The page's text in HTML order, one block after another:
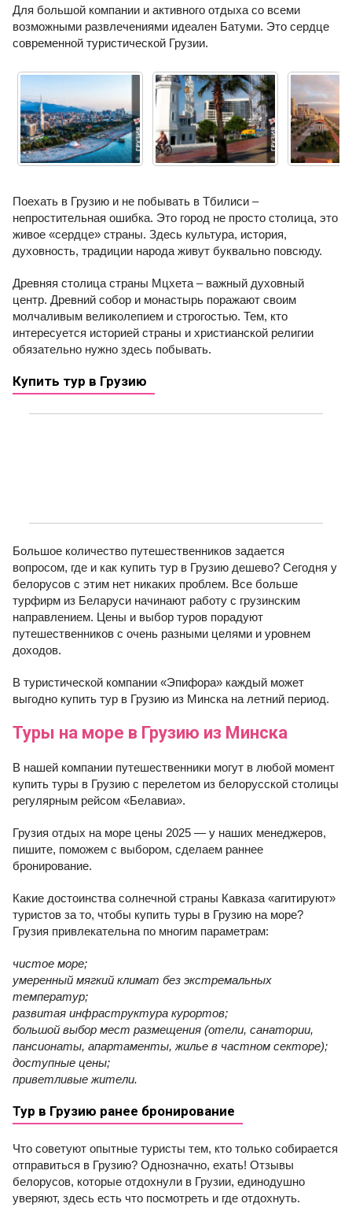
Для большой компании и активного отдыха со всеми
возможными развлечениями идеален Батуми. Это сердце
современной туристической Грузии.
Поехать в Грузию и не побывать в Тбилиси –
непростительная ошибка. Это город не просто столица, это
живое «сердце» страны. Здесь культура, история,
духовность, традиции народа живут буквально повсюду.
Древняя столица страны Мцхета – важный духовный
центр. Древний собор и монастырь поражают своим
молчаливым великолепием и строгостью. Тем, кто
интересуется историей страны и христианской религии
обязательно нужно здесь побывать.
Купить тур в Грузию
Большое количество путешественников задается
вопросом, где и как купить тур в Грузию дешево? Сегодня у
белорусов с этим нет никаких проблем. Все больше
турфирм из Беларуси начинают работу с грузинским
направлением. Цены и выбор туров порадуют
путешественников с очень разными целями и уровнем
доходов.
В туристической компании «Эпифора» каждый может
выгодно купить тур в Грузию из Минска на летний период.
Туры на море в Грузию из Минска
В нашей компании путешественники могут в любой момент
купить туры в Грузию с перелетом из белорусской столицы
регулярным рейсом «Белавиа».
Грузия отдых на море цены 2025 — у наших менеджеров,
пишите, поможем с выбором, сделаем раннее
бронирование.
Какие достоинства солнечной страны Кавказа «агитируют»
туристов за то, чтобы купить туры в Грузию на море?
Грузия привлекательна по многим параметрам:
чистое море;
умеренный мягкий климат без экстремальных
температур;
развитая инфраструктура курортов;
большой выбор мест размещения (отели, санатории,
пансионаты, апартаменты, жилье в частном секторе);
доступные цены;
приветливые жители.
Тур в Грузию ранее бронирование
Что советуют опытные туристы тем, кто только собирается
отправиться в Грузию? Однозначно, ехать! Отзывы
белорусов, которые отдохнули в Грузии, единодушно
уверяют, здесь есть что посмотреть и где отдохнуть.